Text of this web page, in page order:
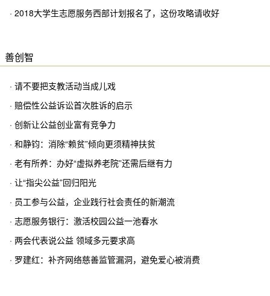
· 2018大学生志愿服务西部计划报名了，这份攻略请收好
善创智
· 请不要把支教活动当成儿戏
· 赔偿性公益诉讼首次胜诉的启示
· 创新让公益创业富有竞争力
· 和静钧：消除“赖贫”倾向更须精神扶贫
· 老有所养：办好“虚拟养老院”还需后继有力
· 让“指尖公益”回归阳光
· 员工参与公益，企业践行社会责任的新潮流
· 志愿服务银行：激活校园公益一池春水
· 两会代表说公益 领域多元要求高
· 罗建红：补齐网络慈善监管漏洞，避免爱心被消费